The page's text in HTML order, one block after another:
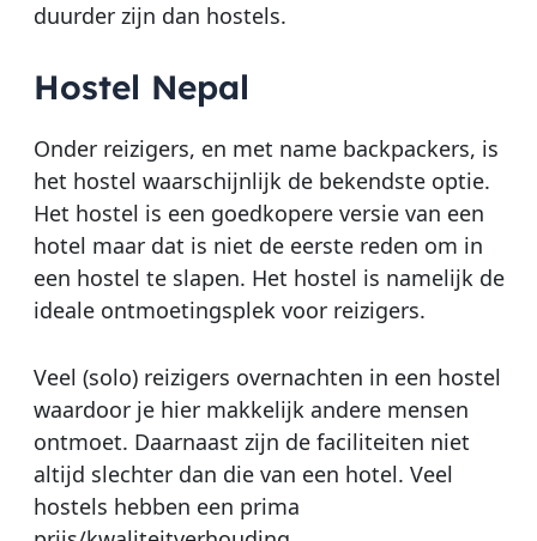
duurder zijn dan hostels.
Hostel Nepal
Onder reizigers, en met name backpackers, is
het hostel waarschijnlijk de bekendste optie.
Het hostel is een goedkopere versie van een
hotel maar dat is niet de eerste reden om in
een hostel te slapen. Het hostel is namelijk de
ideale ontmoetingsplek voor reizigers.
Veel (solo) reizigers overnachten in een hostel
waardoor je hier makkelijk andere mensen
ontmoet. Daarnaast zijn de faciliteiten niet
altijd slechter dan die van een hotel. Veel
hostels hebben een prima